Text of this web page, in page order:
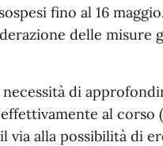
fino al 16
delle misure
necessità di
al corso
via alla possibilità di